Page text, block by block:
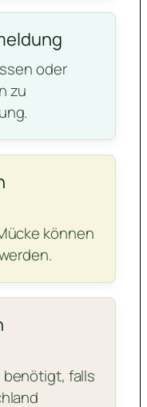
oder
zu
können
falls